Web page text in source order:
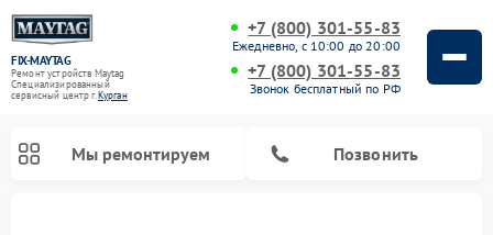
FIX-MAYTAG
Ремонт устройств Maytag
Специализированный
cервисный центр г.Курган
+7 (800) 301-55-83
Ежедневно, с 10:00 до 20:00
+7 (800) 301-55-83
Звонок бесплатный по РФ
Мы ремонтируем Позвонить